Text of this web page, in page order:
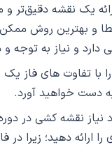
۲ معماری، ارائه یک
و نیاز به توجه
با تفاوت های فاز
دست خواهید آورد.
را ارائه دهید؛ زیرا